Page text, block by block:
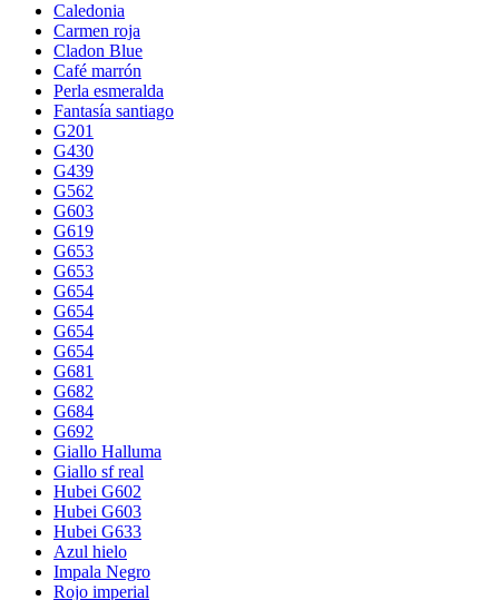
Caledonia
Carmen roja
Cladon Blue
Café marrón
Perla esmeralda
Fantasía santiago
G201
G430
G439
G562
G603
G619
G653
G653
G654
G654
G654
G654
G681
G682
G684
G692
Giallo Halluma
Giallo sf real
Hubei G602
Hubei G603
Hubei G633
Azul hielo
Impala Negro
Rojo imperial